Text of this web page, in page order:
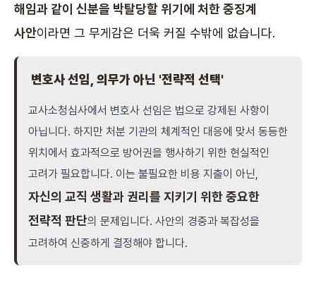
해임과 같이 신분을 박탈당할 위기에 처한 중징계
사안이라면 그 무게감은 더욱 커질 수밖에 없습니다.
변호사 선임, 의무가 아닌 '전략적 선택'
교사소청심사에서 변호사 선임은 법으로 강제된 사항이
아닙니다. 하지만 처분 기관의 체계적인 대응에 맞서 동등한
위치에서 효과적으로 방어권을 행사하기 위한 현실적인
고려가 필요합니다. 이는 불필요한 비용 지출이 아닌,
자신의 교직 생활과 권리를 지키기 위한 중요한
전략적 판단의 문제입니다. 사안의 경중과 복잡성을
고려하여 신중하게 결정해야 합니다.